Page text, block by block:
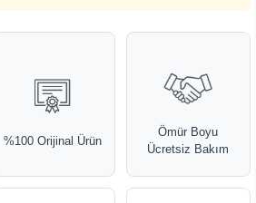
%100 Orijinal Ürün
Ömür Boyu
Ücretsiz Bakım